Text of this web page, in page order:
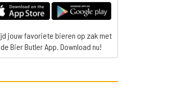
jouw favoriete bieren op zak met
de Bier Butler App. Download nu!